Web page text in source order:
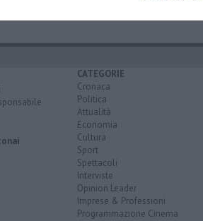
CATEGORIE
Cronaca
Politica
Attualità
Economia
Cultura
Sport
Spettacoli
Interviste
Opinion Leader
Imprese & Professioni
Programmazione Cinema